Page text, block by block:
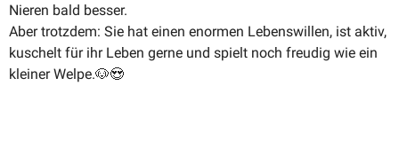
Nieren bald besser.
Aber trotzdem: Sie hat einen enormen Lebens­willen, ist aktiv,
kuschelt für ihr Leben gerne und spielt noch freudig wie ein
kleiner Welpe.🐶😍